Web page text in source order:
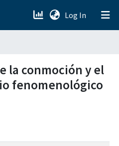
Log In (current)
la conmoción y el
fenomenológico